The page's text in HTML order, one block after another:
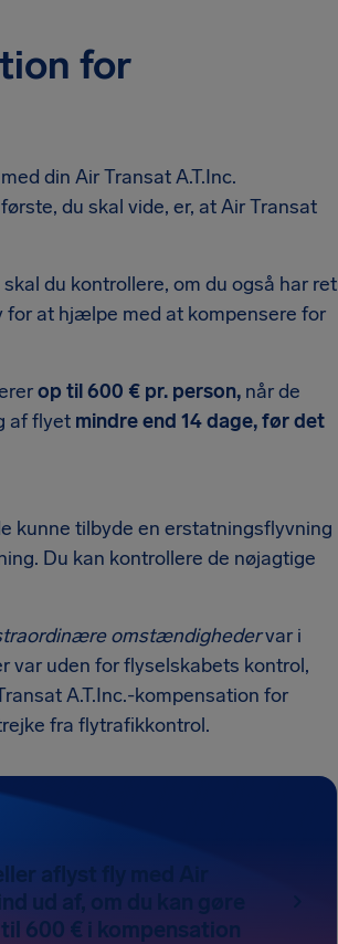
for
din Air Transat A.T.Inc.
du skal vide, er, at Air Transat
du kontrollere, om du også har ret
for at hjælpe med at kompensere for
op til 600 € pr. person, når de
af flyet mindre end 14 dage, før det
kunne tilbyde en erstatningsflyvning
Du kan kontrollere de nøjagtige
omstændighedervar i
var uden for flyselskabets kontrol,
A.T.Inc.-kompensation for
fra flytrafikkontrol.
aflyst fly med Air
ud af, om du kan gøre
600 € i kompensation